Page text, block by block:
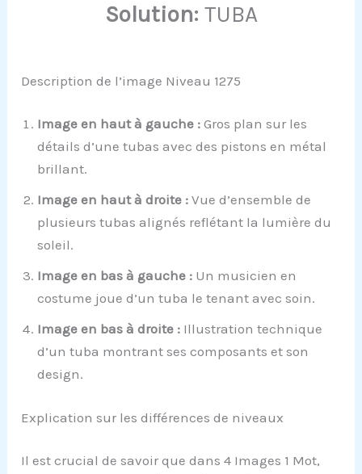
Solution: TUBA
Description de l’image Niveau 1275
Image en haut à gauche : Gros plan sur les
détails d’une tubas avec des pistons en métal
brillant.
Image en haut à droite : Vue d’ensemble de
plusieurs tubas alignés reflétant la lumière du
soleil.
Image en bas à gauche : Un musicien en
costume joue d’un tuba le tenant avec soin.
Image en bas à droite : Illustration technique
d’un tuba montrant ses composants et son
design.
Explication sur les différences de niveaux
Il est crucial de savoir que dans 4 Images 1 Mot,